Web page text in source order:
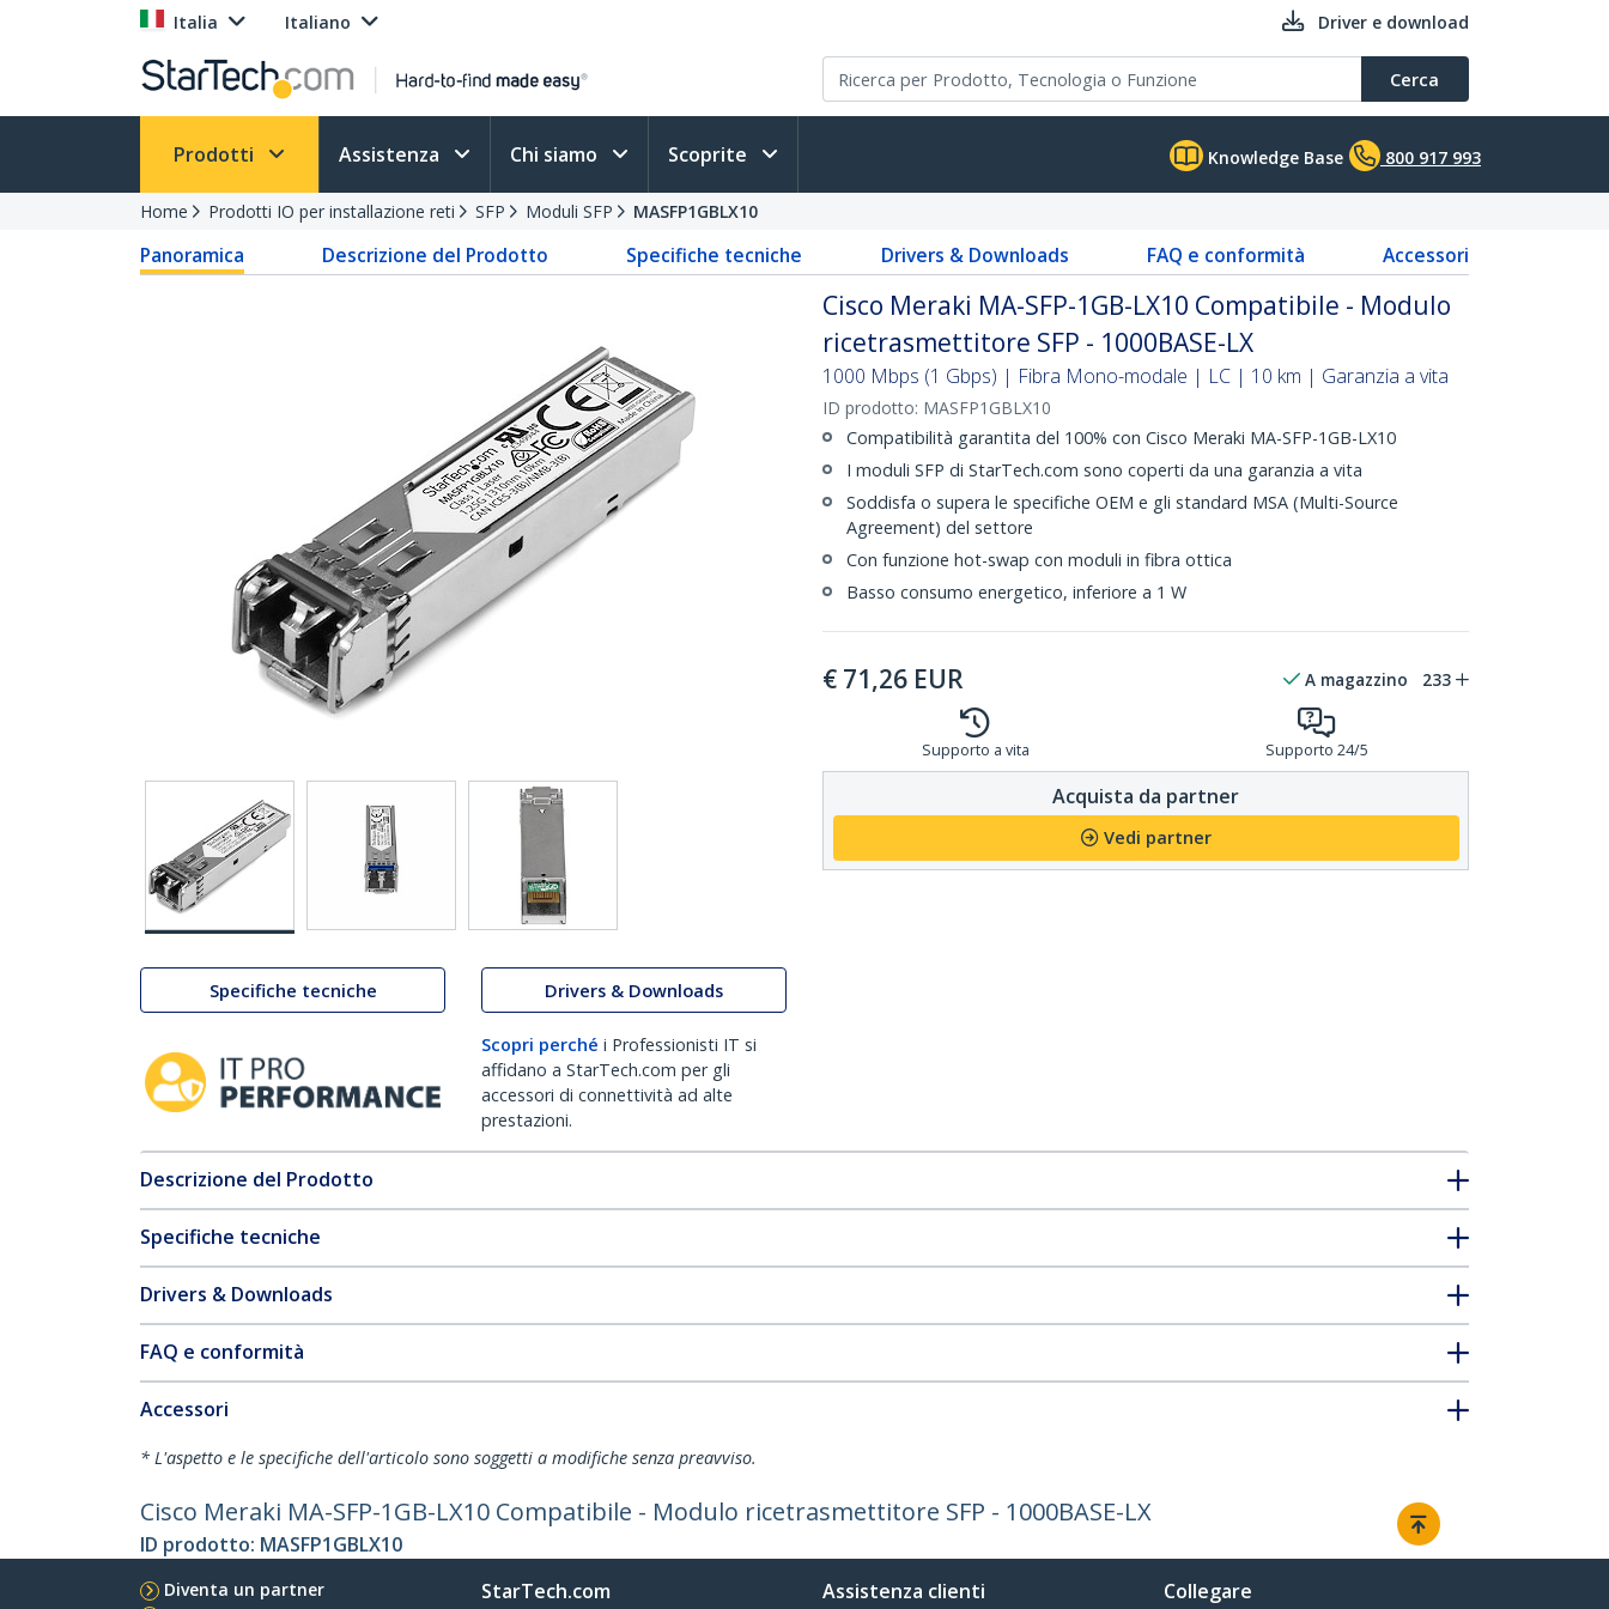
Italia Italiano Driver e download
Cerca
Prodotti Assistenza Chi siamo Scoprite Knowledge Base 800 917 993
Home Prodotti IO per installazione reti SFP Moduli SFP MASFP1GBLX10
Panoramica Descrizione del Prodotto Specifiche tecniche Drivers & Downloads FAQ e conformità Accessori
Specifiche tecniche Drivers & Downloads
Scopri perché i Professionisti IT si
affidano a StarTech.com per gli
accessori di connettività ad alte
prestazioni.
Cisco Meraki MA-SFP-1GB-LX10 Compatibile - Modulo
ricetrasmettitore SFP - 1000BASE-LX
1000 Mbps (1 Gbps) | Fibra Mono-modale | LC | 10 km | Garanzia a vita
ID prodotto: MASFP1GBLX10
Compatibilità garantita del 100% con Cisco Meraki MA-SFP-1GB-LX10
I moduli SFP di StarTech.com sono coperti da una garanzia a vita
Soddisfa o supera le specifiche OEM e gli standard MSA (Multi-Source
Agreement) del settore
Con funzione hot-swap con moduli in fibra ottica
Basso consumo energetico, inferiore a 1 W
€ 71,26 EUR A magazzino 233
Supporto a vita Supporto 24/5
Acquista da partner
Vedi partner
Descrizione del Prodotto
Specifiche tecniche
Drivers & Downloads
FAQ e conformità
Accessori
* L'aspetto e le specifiche dell'articolo sono soggetti a modifiche senza preavviso.
Cisco Meraki MA-SFP-1GB-LX10 Compatibile - Modulo ricetrasmettitore SFP - 1000BASE-LX
ID prodotto: MASFP1GBLX10
Diventa un partner
StarTech.com Assistenza clienti Collegare